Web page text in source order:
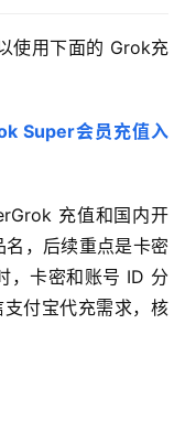
使用下面的 Grok充
Super会员充值入
充值和国内开
，后续重点是卡密
，卡密和账号 ID 分
付宝代充需求，核